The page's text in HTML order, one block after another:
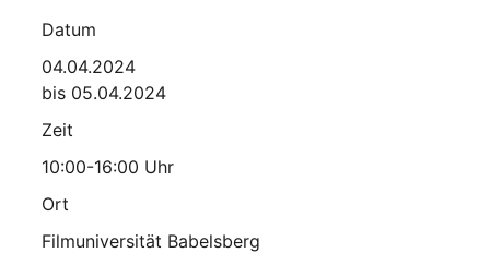
Datum
04.04.2024
bis 05.04.2024
Zeit
10:00-16:00 Uhr
Ort
Filmuniversität Babelsberg